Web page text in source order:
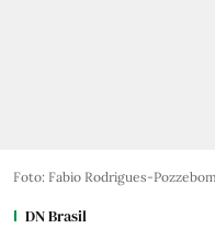
Foto: Fabio Rodrigues-
DN Brasil